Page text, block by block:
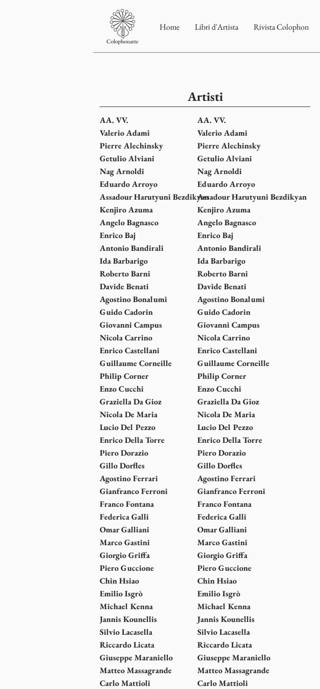
Home Libri d'Artista Rivista Colophon
Artisti
AA. VV.
Valerio Adami
Pierre Alechinsky
Getulio Alviani
Nag Arnoldi
Eduardo Arroyo
Assadour Harutyuni Bezdikyan
Kenjiro Azuma
Angelo Bagnasco
Enrico Baj
Antonio Bandirali
Ida Barbarigo
Roberto Barni
Davide Benati
Agostino Bonalumi
Guido Cadorin
Giovanni Campus
Nicola Carrino
Enrico Castellani
Guillaume Corneille
Philip Corner
Enzo Cucchi
Graziella Da Gioz
Nicola De Maria
Lucio Del Pezzo
Enrico Della Torre
Piero Dorazio
Gillo Dorfles
Agostino Ferrari
Gianfranco Ferroni
Franco Fontana
Federica Galli
Omar Galliani
Marco Gastini
Giorgio Griffa
Piero Guccione
Chin Hsiao
Emilio Isgrò
Michael Kenna
Jannis Kounellis
Silvio Lacasella
Riccardo Licata
Giuseppe Maraniello
Matteo Massagrande
Carlo Mattioli
AA. VV.
Valerio Adami
Pierre Alechinsky
Getulio Alviani
Nag Arnoldi
Eduardo Arroyo
Assadour Harutyuni Bezdikyan
Kenjiro Azuma
Angelo Bagnasco
Enrico Baj
Antonio Bandirali
Ida Barbarigo
Roberto Barni
Davide Benati
Agostino Bonalumi
Guido Cadorin
Giovanni Campus
Nicola Carrino
Enrico Castellani
Guillaume Corneille
Philip Corner
Enzo Cucchi
Graziella Da Gioz
Nicola De Maria
Lucio Del Pezzo
Enrico Della Torre
Piero Dorazio
Gillo Dorfles
Agostino Ferrari
Gianfranco Ferroni
Franco Fontana
Federica Galli
Omar Galliani
Marco Gastini
Giorgio Griffa
Piero Guccione
Chin Hsiao
Emilio Isgrò
Michael Kenna
Jannis Kounellis
Silvio Lacasella
Riccardo Licata
Giuseppe Maraniello
Matteo Massagrande
Carlo Mattioli